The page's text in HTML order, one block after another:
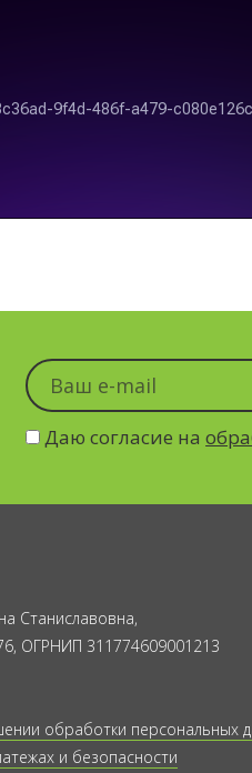
Даю согласие на
Станиславовна,
ОГРНИП 311774609001213
обработки персональных
и безопасности